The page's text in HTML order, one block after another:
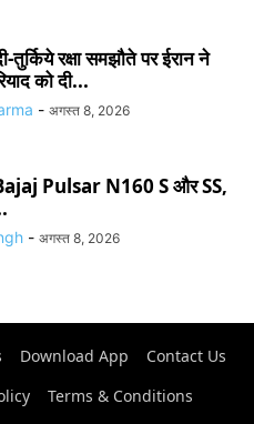
रक्षा समझौते पर ईरान ने
को दी...
- अगस्त 8, 2026
Pulsar N160 S और SS,
- अगस्त 8, 2026
Download App
Contact Us
Terms & Conditions